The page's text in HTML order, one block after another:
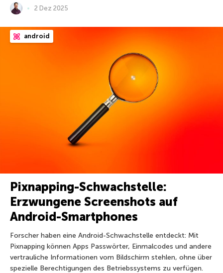
2 Dez 2025
android
Pixnapping-Schwachstelle:
Erzwungene Screenshots auf
Android-Smartphones
Forscher haben eine Android-Schwachstelle entdeckt: Mit
Pixnapping können Apps Passwörter, Einmalcodes und andere
vertrauliche Informationen vom Bildschirm stehlen, ohne über
spezielle Berechtigungen des Betriebssystems zu verfügen.